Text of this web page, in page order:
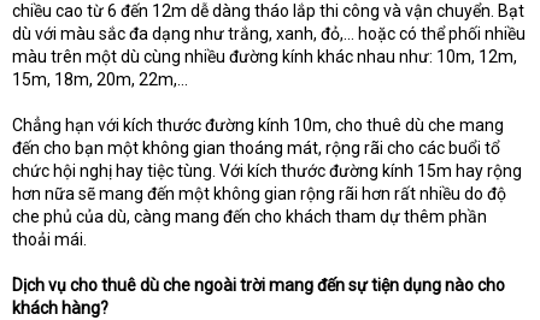
chiều cao từ 6 đến 12m dễ dàng tháo lắp thi công và vận chuyển. Bạt
dù với màu sắc đa dạng như trắng, xanh, đỏ,… hoặc có thể phối nhiều
màu trên một dù cùng nhiều đường kính khác nhau như: 10m, 12m,
15m, 18m, 20m, 22m,...
Chẳng hạn với kích thước đường kính 10m, cho thuê dù che mang
đến cho bạn một không gian thoáng mát, rộng rãi cho các buổi tổ
chức hội nghị hay tiệc tùng. Với kích thước đường kính 15m hay rộng
hơn nữa sẽ mang đến một không gian rộng rãi hơn rất nhiều do độ
che phủ của dù, càng mang đến cho khách tham dự thêm phần
thoải mái.
Dịch vụ cho thuê dù che ngoài trời mang đến sự tiện dụng nào cho
khách hàng?